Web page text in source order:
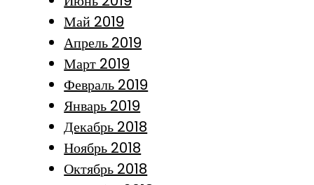
Май 2019
Апрель 2019
Март 2019
Февраль 2019
Январь 2019
Декабрь 2018
Ноябрь 2018
Октябрь 2018